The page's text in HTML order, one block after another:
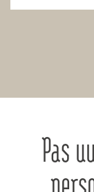
Pas